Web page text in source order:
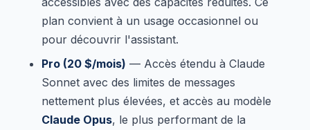
plan convient à un usage occasionnel ou
pour découvrir l'assistant.
Pro (20 $/mois) — Accès étendu à Claude
Sonnet avec des limites de messages
nettement plus élevées, et accès au modèle
Claude Opus, le plus performant de la